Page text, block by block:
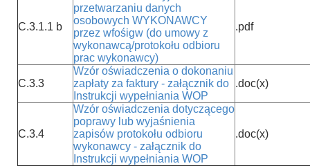
C.3.1.1 b
przetwarzaniu danych
osobowych WYKONAWCY
przez wfośigw (do umowy z
wykonawcą/protokołu odbioru
prac wykonawcy)
.pdf
C.3.3
Wzór oświadczenia o dokonaniu
zapłaty za faktury - załącznik do
Instrukcji wypełniania WOP
.doc(x)
C.3.4
Wzór oświadczenia dotyczącego
poprawy lub wyjaśnienia
zapisów protokołu odbioru
wykonawcy - załącznik do
Instrukcji wypełniania WOP
.doc(x)